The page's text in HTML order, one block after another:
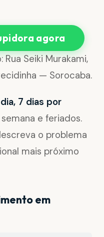
agora
Seiki Murakami,
— Sorocaba.
7 dias por
e feriados.
o problema
mais próximo
em